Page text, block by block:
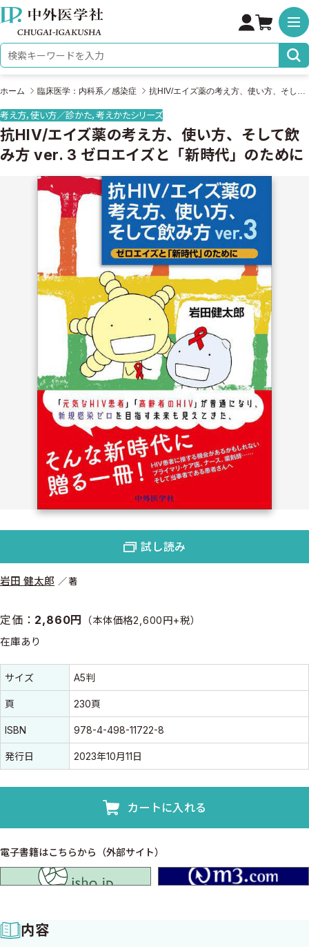
株式会社 中外医学社
検索キーワード
ホーム 臨床医学：内科系／感染症
考え方，使い方／診かた，考えかたシリーズ
抗HIV/エイズ薬の考え方、使い方、そして飲
み方 ver. 3 ゼロエイズと「新時代」のために
岩田 健太郎 著
定価： 2,860円 （本体価格2,600円+税）
在庫あり
書誌情報
書誌情報
サイズ A5判
頁 230頁
ISBN 978-4-498-11722-8
発行日 2023年10月11日
カートに入れる
電子書籍はこちらから（外部サイト）
試し読み
内容